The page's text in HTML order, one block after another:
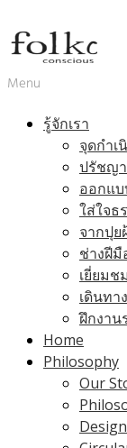
Menu
รู้จักเรา
จุดกำเ
ปรัชญ
ออกแ
ใส่ใจธ
จากปุย
ช่างฝีมื
เยี่ยมช
เดินทา
ฝึกงาน
Home
Philosophy
Our